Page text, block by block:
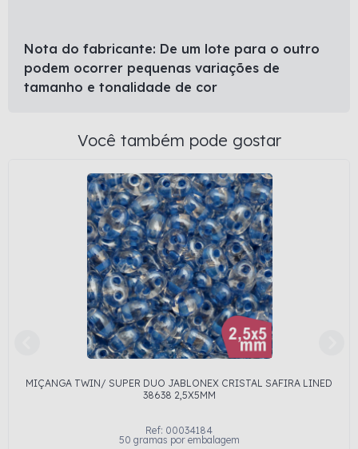
Nota do fabricante: De um lote para o outro
podem ocorrer pequenas variações de
tamanho e tonalidade de cor
Você também pode gostar
MIÇANGA TWIN/ SUPER DUO JABLONEX CRISTAL SAFIRA LINED
38638 2,5X5MM
Ref: 00034184
50 gramas por embalagem